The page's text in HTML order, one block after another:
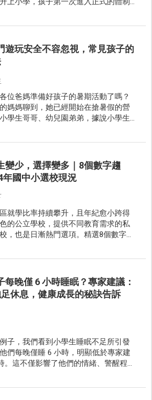
遊玩安全不容忽視，常見孩子的
位爸媽準備好孩子的暑期活動了嗎？
媽媽聊到，她已經開始在搶暑假的營
學生哥哥、幼兒園弟弟，據說小學生
變少，選擇變多｜8個數字趨
國中小選校現況
就學比率持續攀升，且年紀愈小跨得
的公立學校，提供不同教育需求的私
，也是日漸熱門選項。精選8個數字，
每晚僅 6 小時睡眠？專家建議：
休息，健康成長的秘訣告訴
子，我們看到小學生睡眠不足所引發
們每晚僅睡 6 小時，明顯低於專家建
。這不僅影響了他們的情緒、警醒程度